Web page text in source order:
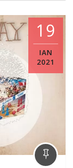
19
ΙΑΝ
2021